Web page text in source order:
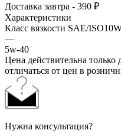
Доставка завтра - 390 ₽
Характеристики
Класс вязкости SAE/
—
5w-40
Цена действительна
отличаться от цен в
Нужна консультация?